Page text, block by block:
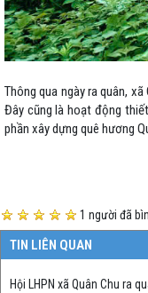
Thông qua ngày ra quân,
Đây cũng là hoạt động
phần xây dựng quê hương
1 người đã
TIN LIÊN QUAN
Hội LHPN xã Quân Chu ra